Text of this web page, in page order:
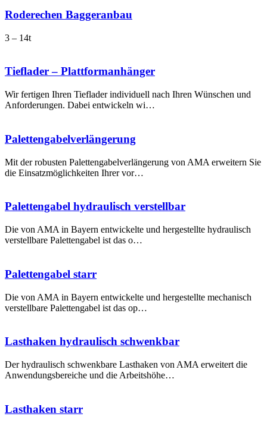
Roderechen Baggeranbau
3 – 14t
Tieflader – Plattformanhänger
Wir fertigen Ihren Tieflader individuell nach Ihren Wünschen und
Anforderungen. Dabei entwickeln wi…
Palettengabel­verlängerung
Mit der robusten Palettengabelverlängerung von AMA erweitern Sie
die Einsatzmöglichkeiten Ihrer vor…
Palettengabel hydraulisch verstellbar
Die von AMA in Bayern entwickelte und hergestellte hydraulisch
verstellbare Palettengabel ist das o…
Palettengabel starr
Die von AMA in Bayern entwickelte und hergestellte mechanisch
verstellbare Palettengabel ist das op…
Lasthaken hydraulisch schwenkbar
Der hydraulisch schwenkbare Lasthaken von AMA erweitert die
Anwendungsbereiche und die Arbeitshöhe…
Lasthaken starr